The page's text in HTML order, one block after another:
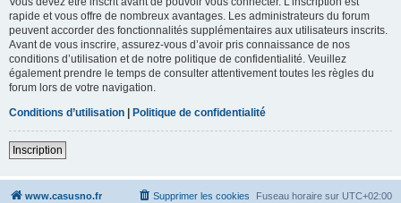
rapide et vous offre de nombreux avantages. Les administrateurs du forum
peuvent accorder des fonctionnalités supplémentaires aux utilisateurs inscrits.
Avant de vous inscrire, assurez-vous d’avoir pris connaissance de nos
conditions d’utilisation et de notre politique de confidentialité. Veuillez
également prendre le temps de consulter attentivement toutes les règles du
forum lors de votre navigation.
Conditions d’utilisation | Politique de confidentialité
Inscription
www.casusno.fr Fuseau horaire sur UTC+02:00
Supprimer les cookies